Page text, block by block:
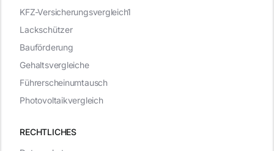
RECHTLICHES
KFZ-Versicherungsvergleich1
Lackschützer
Bauförderung
Gehaltsvergleiche
Führerscheinumtausch
Photovoltaikvergleich